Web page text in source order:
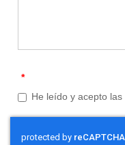
*
He leído y acepto las